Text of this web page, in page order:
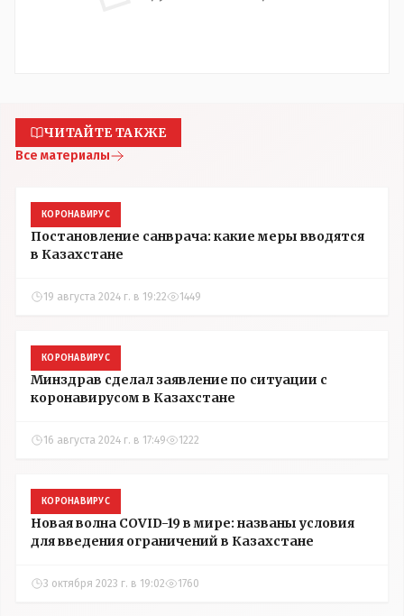
ЧИТАЙТЕ ТАКЖЕ
Все материалы
КОРОНАВИРУС
Постановление санврача: какие меры вводятся
в Казахстане
19 августа 2024 г. в 19:22 1449
КОРОНАВИРУС
Минздрав сделал заявление по ситуации с
коронавирусом в Казахстане
16 августа 2024 г. в 17:49 1222
КОРОНАВИРУС
Новая волна COVID-19 в мире: названы условия
для введения ограничений в Казахстане
3 октября 2023 г. в 19:02 1760